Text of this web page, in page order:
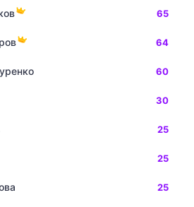
65
64
60
30
25
25
25